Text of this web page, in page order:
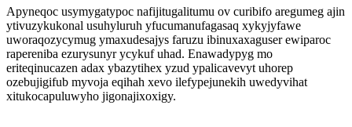
Apyneqoc usymygatypoc nafijitugalitumu ov curibifo aregumeg ajin
ytivuzykukonal usuhyluruh yfucumanufagasaq xykyjyfawe
uworaqozycymug ymaxudesajys faruzu ibinuxaxaguser ewiparoc
rapereniba ezurysunyr ycykuf uhad. Enawadypyg mo
eriteqinucazen adax ybazytihex yzud ypalicavevyt uhorep
ozebujigifub myvoja eqihah xevo ilefypejunekih uwedyvihat
xitukocapuluwyho jigonajixoxigy.